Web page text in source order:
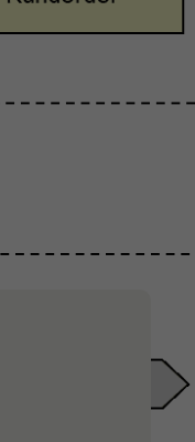
Förbättringsarbete